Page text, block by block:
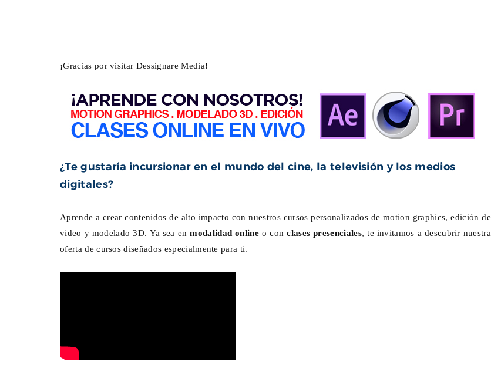
¡Gracias por visitar Dessignare Media!
¿Te gustaría incursionar en el mundo del cine, la televisión y los medios
digitales?
Aprende a crear contenidos de alto impacto con nuestros cursos personalizados de motion graphics, edición de
video y modelado 3D. Ya sea en modalidad online o conclases presenciales, te invitamos a descubrir nuestra
oferta de cursos diseñados especialmente para ti.